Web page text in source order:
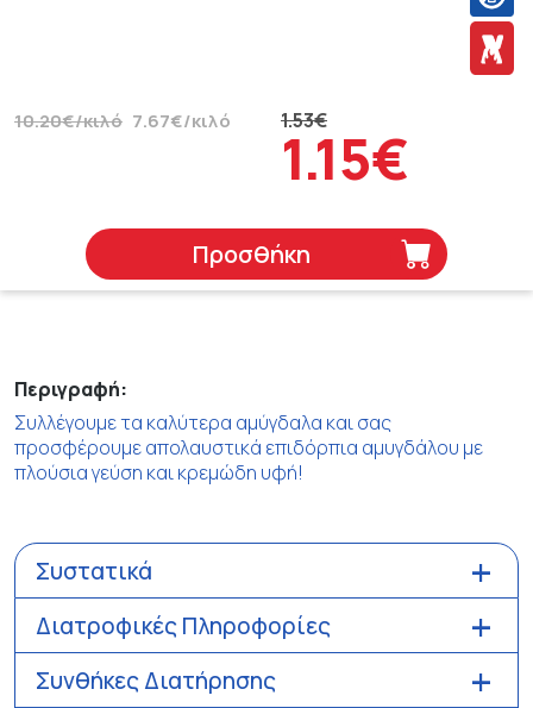
10.20€/κιλό 7.67€/κιλό 1.53€
1.15€
Προσθήκη
Περιγραφή:
Συλλέγουμε τα καλύτερα αμύγδαλα και σας
προσφέρουμε απολαυστικά επιδόρπια αμυγδάλου με
πλούσια γεύση και κρεμώδη υφή!
Συστατικά
Διατροφικές Πληροφορίες
Συνθήκες Διατήρησης